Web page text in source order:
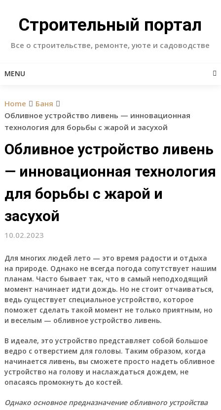
contentСтроительный портал
Все о строительстве, ремонте, уюте и садоводстве
MENU
Home
Баня
Обливное устройство ливень — инновационная
технология для борьбы с жарой и засухой
Обливное устройство ливень
— инновационная технология
для борьбы с жарой и
засухой
10.02.2023
Для многих людей лето — это время радости и отдыха
на природе. Однако не всегда погода сопутствует нашим
планам. Часто бывает так, что в самый неподходящий
момент начинает идти дождь. Но не стоит отчаиваться,
ведь существует специальное устройство, которое
поможет сделать такой момент не только приятным, но
и веселым — обливноеустройство ливень.
В идеале, это устройство представляет собой большое
ведро с отверстием для головы. Таким образом, когда
начинается ливень, вы сможете просто надеть обливное
устройство на голову и наслаждаться дождем, не
опасаясь промокнуть до костей.
Однако основное предназначение обливного устройства